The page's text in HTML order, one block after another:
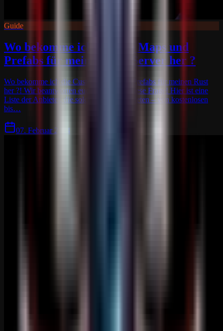
Guide
Wo bekomme ich Custom Maps und
Prefabs für meinen Rust Server her ?
Wo bekomme ich die Custom Maps und Prefabs für meinen Rust
her ?! Wir beantworten euch jetzt sofort diese Frage! Hier ist eine
Liste der Anbieter, die solche Dienste anbieten – von kostenlosen
bis…
07. Februar 2024